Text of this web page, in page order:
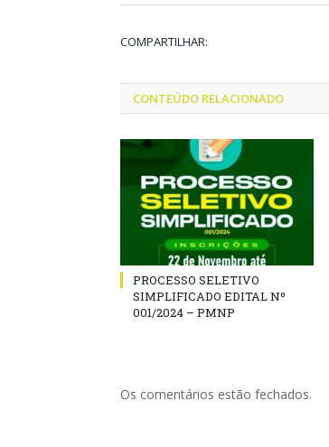
COMPARTILHAR:
CONTEÚDO RELACIONADO
PROCESSO SELETIVO
SIMPLIFICADO EDITAL Nº
001/2024 – PMNP
Os comentários estão fechados.